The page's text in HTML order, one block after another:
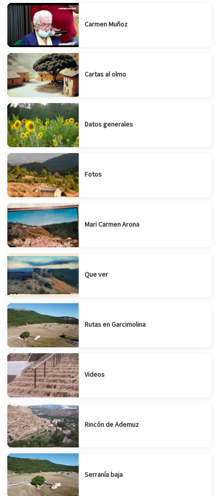
Carmen Muñoz
Cartas al olmo
Datos generales
Fotos
Mari Carmen Arona
Que ver
Rutas en Garcimolina
Videos
Rincón de Ademuz
Serranía baja